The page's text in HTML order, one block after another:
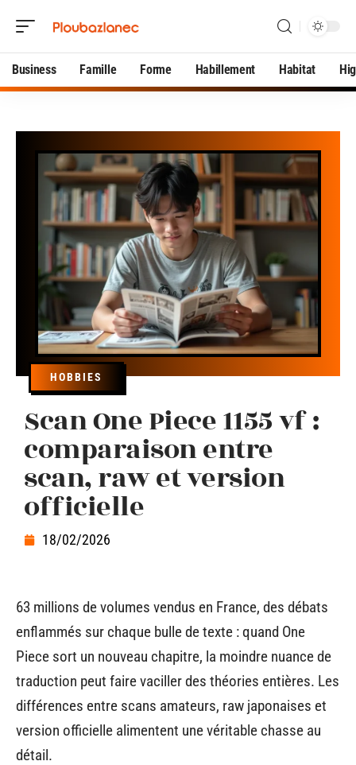
Business Famille Forme Habillement Habitat
HOBBIES
Scan One Piece 1155 vf :
comparaison entre
scan, raw et version
officielle
18/02/2026
63 millions de volumes vendus en France, des débats
enflammés sur chaque bulle de texte : quand One
Piece sort un nouveau chapitre, la moindre nuance de
traduction peut faire vaciller des théories entières. Les
différences entre scans amateurs, raw japonaises et
version officielle alimentent une véritable chasse au
détail.